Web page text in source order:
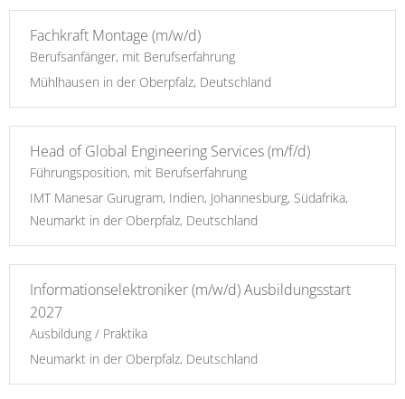
Fachkraft Montage (m/w/d)
Berufsanfänger, mit Berufserfahrung
Mühlhausen in der Oberpfalz, Deutschland
Head of Global Engineering Services (m/f/d)
Führungsposition, mit Berufserfahrung
IMT Manesar Gurugram, Indien, Johannesburg, Südafrika,
Neumarkt in der Oberpfalz, Deutschland
Informationselektroniker (m/w/d) Ausbildungsstart
2027
Ausbildung / Praktika
Neumarkt in der Oberpfalz, Deutschland